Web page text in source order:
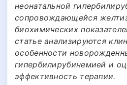
неонатальной
сопровождающейся
биохимических
статье анализируются
особенности
гипербилирубинемией и
эффективность терапии.